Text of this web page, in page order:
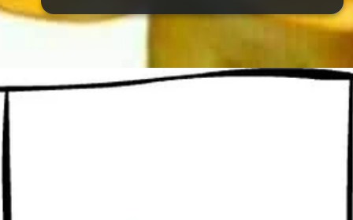
Đang mởhttps://issiloo.edu.vn/meme-danh